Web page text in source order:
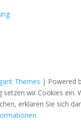
Themes | Powered
setzen wir Cookies ein.
erklären Sie sich